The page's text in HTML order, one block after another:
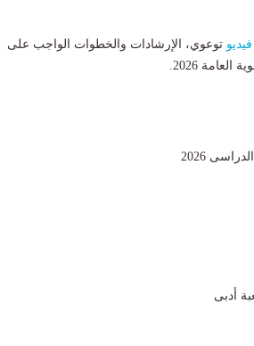
فيديو توعوي، الإرشادات والخطوات الواجب على
2026.
2026